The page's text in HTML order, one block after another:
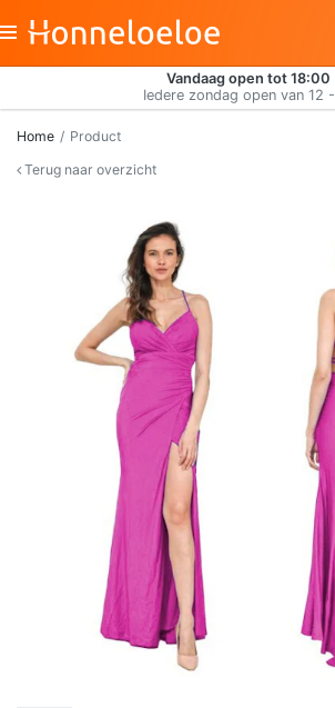
Vandaag open tot 18:00
Iedere zondag open van 12
Home
Product
Terug naar overzicht